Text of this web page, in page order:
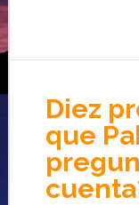
Diez
que